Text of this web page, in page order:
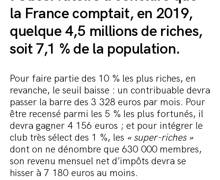
la France comptait, en 2019,
quelque 4,5 millions de riches,
soit 7,1 % de la population.
Pour faire partie des 10 % les plus riches, en
revanche, le seuil baisse : un contribuable devra
passer la barre des 3 328 euros par mois. Pour
être recensé parmi les 5 % les plus fortunés, il
devra gagner 4 156 euros ; et pour intégrer le
club très sélect des 1 %, les « super-riches »
dont on ne dénombre que 630 000 membres,
son revenu mensuel net d’impôts devra se
hisser à 7 180 euros au moins.